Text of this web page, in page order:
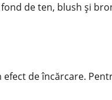
de ten, blush și
de încărcare.